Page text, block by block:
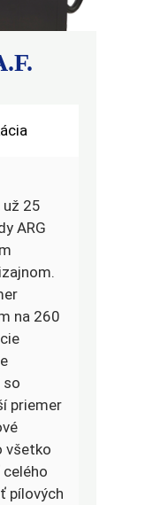
už 25
ARG
na 260
so
priemer
všetko
pílových